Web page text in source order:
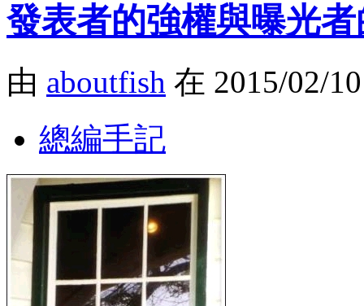
發表者的強權與曝光
由 aboutfish 在 2015/02/
總編手記